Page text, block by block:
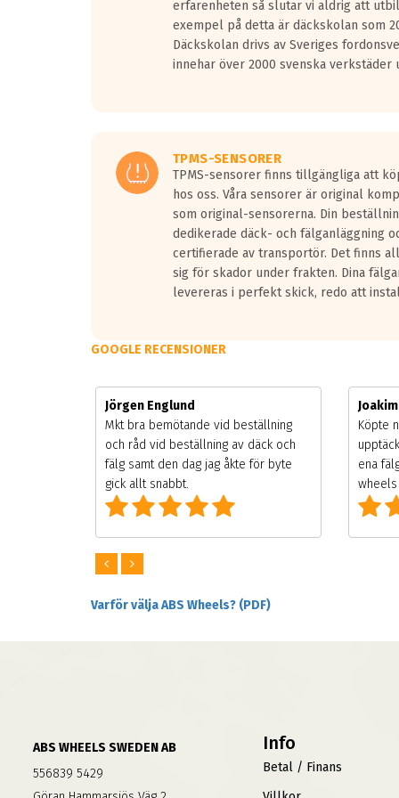
Vid körning i över 50km/h brukar
På däckmärkningen kommer det finnas en
medans de vita vågorna påvisar om det är ett tyst
Ett däck med tre svarta vågor uppnår de
erfarenheten så slutar vi aldrig att
exempel på detta är däckskolan som
Däckskolan drivs av Sveriges
innehar över 2000 svenska verkstäder
TPMS-SENSORER
TPMS-sensorer finns tillgängliga att
hos oss. Våra sensorer är original
som original-sensorerna. Din
dedikerade däck- och fälganläggning
certifierade av transportör. Det finns
sig för skador under frakten. Dina
levereras i perfekt skick, redo att
GOOGLE RECENSIONER
Jörgen Englund
Mkt bra bemötande vid beställning
och råd vid beställning av däck och
fälg samt den dag jag åkte för byte
gick allt snabbt.
Köpte
ena
Varför välja ABS Wheels? (PDF)
ABS WHEELS SWEDEN AB
556839 5429
Info
Betal / Finans